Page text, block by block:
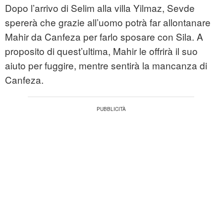
Dopo l’arrivo di Selim alla villa Yilmaz, Sevde
spererà che grazie all’uomo potrà far allontanare
Mahir da Canfeza per farlo sposare con Sila. A
proposito di quest’ultima, Mahir le offrirà il suo
aiuto per fuggire, mentre sentirà la mancanza di
Canfeza.